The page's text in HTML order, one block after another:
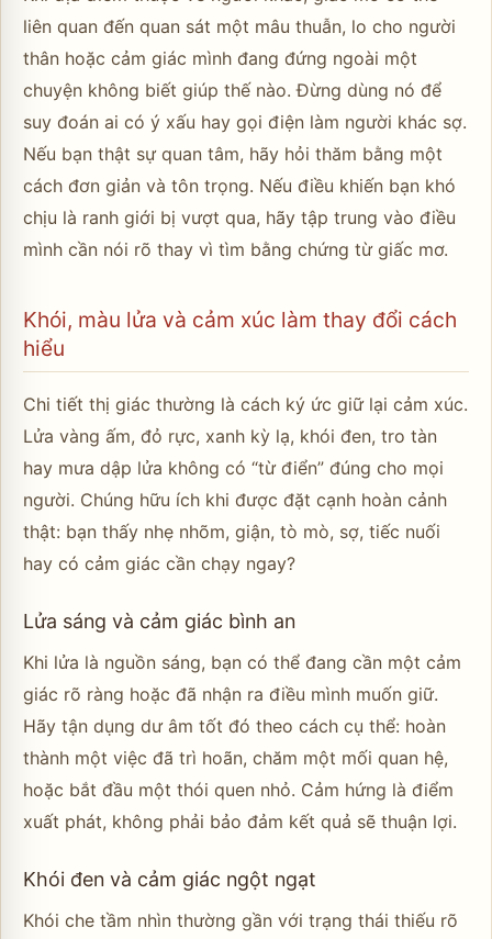
liên quan đến quan sát một mâu thuẫn, lo cho người
thân hoặc cảm giác mình đang đứng ngoài một
chuyện không biết giúp thế nào. Đừng dùng nó để
suy đoán ai có ý xấu hay gọi điện làm người khác sợ.
Nếu bạn thật sự quan tâm, hãy hỏi thăm bằng một
cách đơn giản và tôn trọng. Nếu điều khiến bạn khó
chịu là ranh giới bị vượt qua, hãy tập trung vào điều
mình cần nói rõ thay vì tìm bằng chứng từ giấc mơ.
Khói, màu lửa và cảm xúc làm thay đổi cách
hiểu
Chi tiết thị giác thường là cách ký ức giữ lại cảm xúc.
Lửa vàng ấm, đỏ rực, xanh kỳ lạ, khói đen, tro tàn
hay mưa dập lửa không có “từ điển” đúng cho mọi
người. Chúng hữu ích khi được đặt cạnh hoàn cảnh
thật: bạn thấy nhẹ nhõm, giận, tò mò, sợ, tiếc nuối
hay có cảm giác cần chạy ngay?
Lửa sáng và cảm giác bình an
Khi lửa là nguồn sáng, bạn có thể đang cần một cảm
giác rõ ràng hoặc đã nhận ra điều mình muốn giữ.
Hãy tận dụng dư âm tốt đó theo cách cụ thể: hoàn
thành một việc đã trì hoãn, chăm một mối quan hệ,
hoặc bắt đầu một thói quen nhỏ. Cảm hứng là điểm
xuất phát, không phải bảo đảm kết quả sẽ thuận lợi.
Khói đen và cảm giác ngột ngạt
Khói che tầm nhìn thường gần với trạng thái thiếu rõ